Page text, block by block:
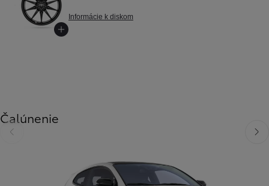
Informácie k diskom
Čalúnenie
Predchádzajúca stránka